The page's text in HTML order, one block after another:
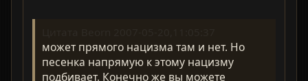
может прямого нацизма там и нет. Но
песенка напрямую к этому нацизму
подбивает. Конечно же вы можете